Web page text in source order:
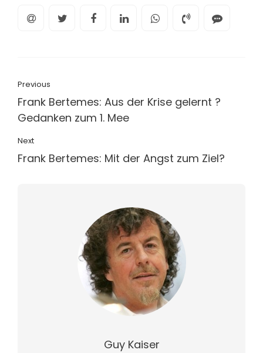
Previous
Frank Bertemes: Aus der Krise gelernt ?
Gedanken zum 1. Mee
Next
Frank Bertemes: Mit der Angst zum Ziel?
Guy Kaiser